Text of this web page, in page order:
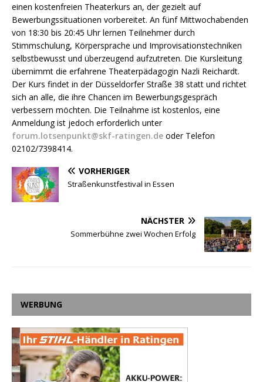
einen kostenfreien Theaterkurs an, der gezielt auf
Bewerbungssituationen vorbereitet. An fünf Mittwochabenden
von 18:30 bis 20:45 Uhr lernen Teilnehmer durch
Stimmschulung, Körpersprache und Improvisationstechniken
selbstbewusst und überzeugend aufzutreten. Die Kursleitung
übernimmt die erfahrene Theaterpädagogin Nazli Reichardt.
Der Kurs findet in der Düsseldorfer Straße 38 statt und richtet
sich an alle, die ihre Chancen im Bewerbungsgespräch
verbessern möchten. Die Teilnahme ist kostenlos, eine
Anmeldung ist jedoch erforderlich unter
forum.lotsenpunkt@skf-ratingen.de oder Telefon
02102/7398414.
VORHERIGER
Straßenkunstfestival in Essen
NÄCHSTER
Sommerbühne zwei Wochen Erfolg
WERBUNG